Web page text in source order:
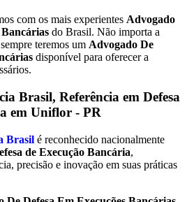
com os mais experientes Advogado
Bancárias do Brasil. Não importa a
teremos um Advogado De
disponível para oferecer a
Brasil, Referência em Defesa
em Uniflor - PR
Brasil é reconhecido nacionalmente
de Execução Bancária,
precisão e inovação em suas práticas